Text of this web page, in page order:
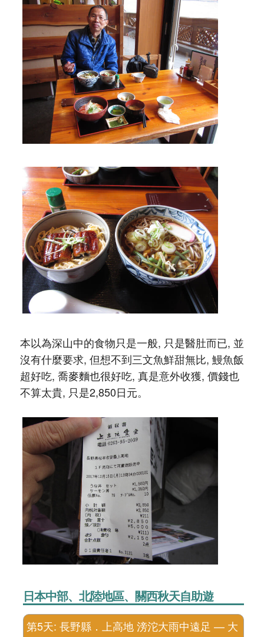
本以為深山中的食物只是一般, 只是醫肚而已, 並
沒有什麼要求, 但想不到三文魚鮮甜無比, 鰻魚飯
超好吃, 喬麥麵也很好吃, 真是意外收獲, 價錢也
不算太貴, 只是2,850日元。
日本中部、北陸地區、關西秋天自助遊
第5天: 長野縣．上高地 滂沱大雨中遠足 — 大